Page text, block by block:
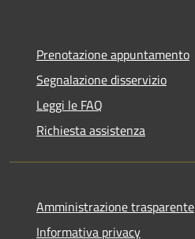
Prenotazione appuntamento
Segnalazione disservizio
Leggi le FAQ
Richiesta assistenza
Amministrazione trasparente
Informativa privacy